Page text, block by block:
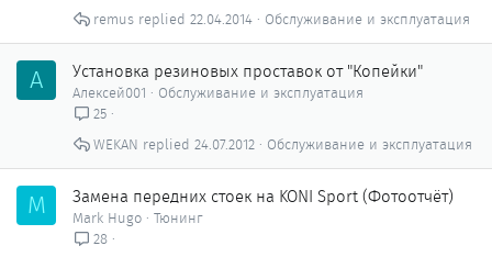
Обслуживание и эксплуатация
22.04.2014
remus
А Установка резиновых проставок от "Копейки"
Алексей001
Обслуживание и эксплуатация
25
Обслуживание и эксплуатация
24.07.2012
WEKAN
M Замена передних стоек на KONI Sport (Фотоотчёт)
Mark Hugo Тюнинг
28